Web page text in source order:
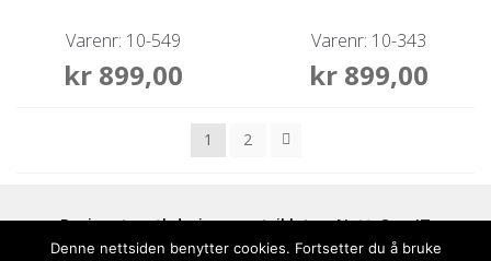
Varenr: 10-549
kr899,00
Varenr: 10-343
kr899,00
1 2
Designet av tbdesign og utviklet avNett-Opp IT
Denne nettsiden benytter cookies. Fortsetter du å bruke